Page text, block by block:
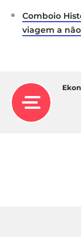
Comboio
viagem a